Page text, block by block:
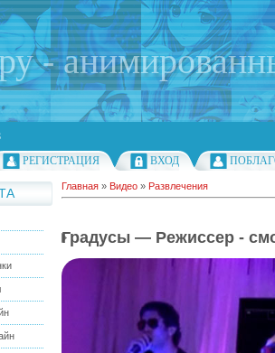
-
РЕГИСТРАЦИЯ ВХОД
Главная » Видео » Развлечения
Градусы — Режиссер -